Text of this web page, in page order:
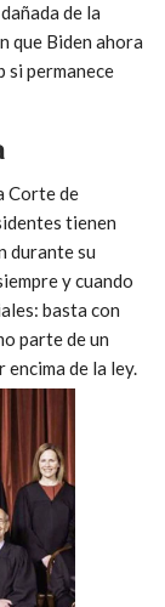
de la
que Biden ahora
permanece
Corte de
tienen
durante su
y cuando
basta con
parte de un
de la ley.